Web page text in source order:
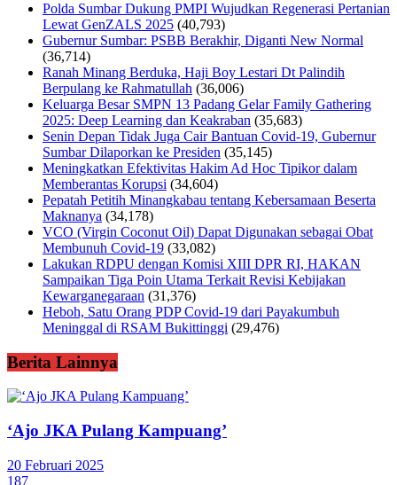
Polda Sumbar Dukung PMPI Wujudkan Regenerasi Pertanian
Lewat GenZALS 2025 (40,793)
Gubernur Sumbar: PSBB Berakhir, Diganti New Normal
(36,714)
Ranah Minang Berduka, Haji Boy Lestari Dt Palindih
Berpulang ke Rahmatullah (36,006)
Keluarga Besar SMPN 13 Padang Gelar Family Gathering
2025: Deep Learning dan Keakraban (35,683)
Senin Depan Tidak Juga Cair Bantuan Covid-19, Gubernur
Sumbar Dilaporkan ke Presiden (35,145)
Meningkatkan Efektivitas Hakim Ad Hoc Tipikor dalam
Memberantas Korupsi (34,604)
Pepatah Petitih Minangkabau tentang Kebersamaan Beserta
Maknanya (34,178)
VCO (Virgin Coconut Oil) Dapat Digunakan sebagai Obat
Membunuh Covid-19 (33,082)
Lakukan RDPU dengan Komisi XIII DPR RI, HAKAN
Sampaikan Tiga Poin Utama Terkait Revisi Kebijakan
Kewarganegaraan (31,376)
Heboh, Satu Orang PDP Covid-19 dari Payakumbuh
Meninggal di RSAM Bukittinggi (29,476)
Berita Lainnya
‘Ajo JKA Pulang Kampuang’
20 Februari 2025
187